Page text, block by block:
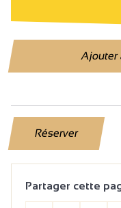
Ajouter
Réserver
Partager cette